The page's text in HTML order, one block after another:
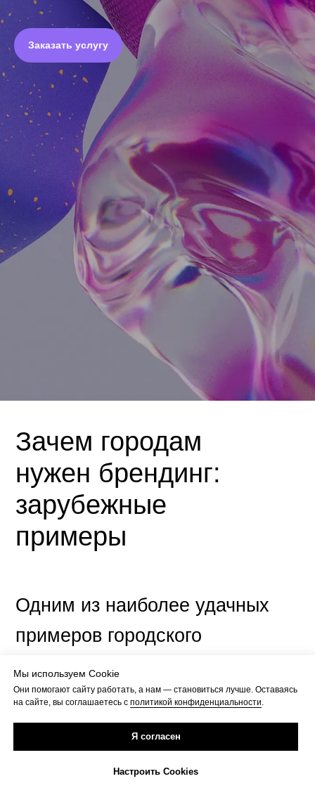
Мы используем Cookie
Они помогают сайту работать, а нам — становиться лучше. Оставаясь
на сайте, вы соглашаетесь с политикой конфиденциальности.
Я согласен
Настроить Cookies
Заказать услугу
Зачем городам
нужен брендинг:
зарубежные
примеры
Одним из наиболее удачных
примеров городского
ребрендинга является
ребрендинг столицы
Нидерландов — Амстердама.
Двухметровые буквы